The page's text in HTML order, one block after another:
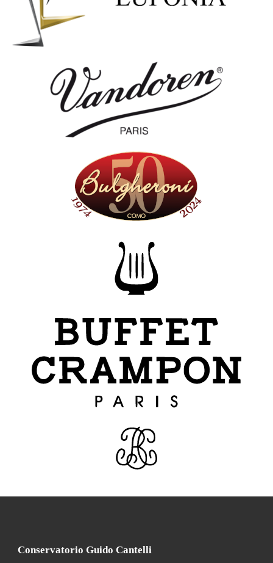
Conservatorio Guido Cantelli